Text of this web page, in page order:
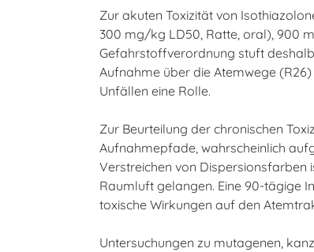
Zur akuten Toxizität von
300 mg/kg LD50, Ratte, oral), 900
Gefahrstoffverordnung stuft
Aufnahme über die Atemwege
Unfällen eine Rolle.
Zur Beurteilung der chronischen
Aufnahmepfade, wahrscheinlich
Verstreichen von Dispersionsfarben
Raumluft gelangen. Eine 90-tägige
toxische Wirkungen auf den
Untersuchungen zu mutagenen,